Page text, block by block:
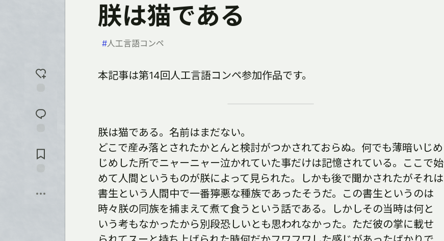
応
を
メ
ン
ぶ
朕は猫である
#人工言語コンペ
本記事は第14回人工言語コンペ参加作品です。
朕は猫である。名前はまだない。
どこで産み落とされたかとんと検討がつかされておらぬ。何でも薄暗いじめ
じめした所でニャーニャー泣かれていた事だけは記憶されている。ここで始
めて人間というものが朕によって見られた。しかも後で聞かされたがそれは
書生という人間中で一番獰悪な種族であったそうだ。この書生というのは
時々朕の同族を捕まえて煮て食うという話である。しかしその当時は何と
いう考もなかったから別段恐しいとも思われなかった。ただ彼の掌に載せ